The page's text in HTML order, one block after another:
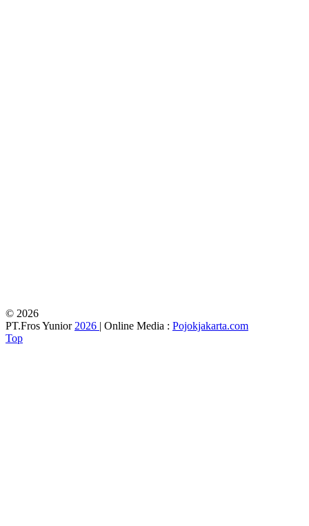
© 2026
PT.Fros Yunior2026 | Online Media : Pojokjakarta.com
Top